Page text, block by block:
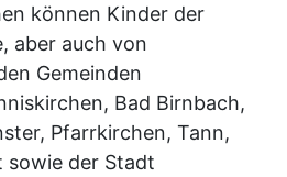
können Kinder der
aber auch von
Gemeinden
Bad Birnbach,
Pfarrkirchen, Tann,
der Stadt